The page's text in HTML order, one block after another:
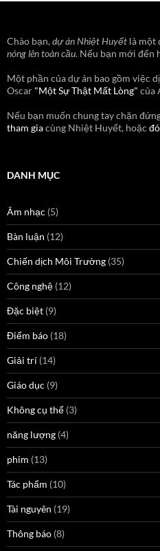
Chào bạn,dự án Nhiệt Huyết là một
nóng lên toàn cầu. Nếu bạn mới đến
Một phần của dự án bao gồm việc
Oscar "Một Sự Thật Mất Lòng" của
Nếu bạn muốn chung tay chặn
tham giacùng Nhiệt Huyết, hoặc
DANH MỤC
Âm nhạc (5)
Bàn luận (12)
Chiến dịch Môi Trường (35)
Công nghệ (12)
Đặc biệt (9)
Điểm báo (18)
Giải trí (14)
Giáo dục (9)
Không cụ thể (3)
năng lượng (4)
phim (13)
Tác phẩm (10)
Tài nguyên (19)
Thông báo (8)